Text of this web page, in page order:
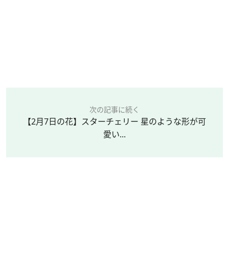
次の記事に続く
【2月7日の花】スターチェリー 星のような形が可
愛い...